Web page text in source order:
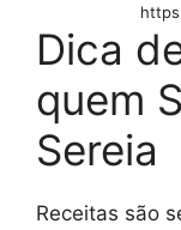
Dica
quem
Sereia
Receitas são